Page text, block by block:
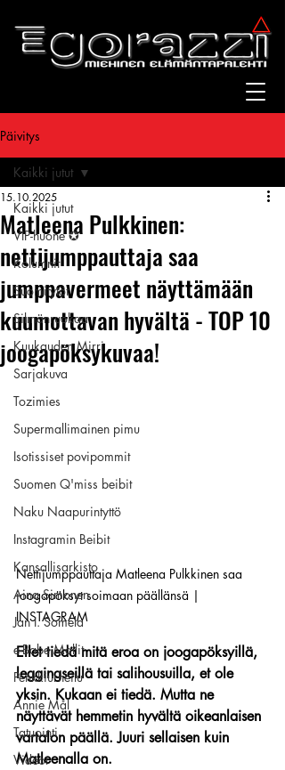
Päivitys
Kaikki jutut
VIP-huone ✪
Kolumnit
Suomitytöt
Silmänruokaa
Kuukauden Mirri
Sarjakuva
Tozimies
Supermallimainen pimu
Isotissiset povipommit
Suomen Q'miss beibit
Naku Naapurintyttö
Instagramin Beibit
Kansallisarkisto
Aina Simonen
Jan I. Somela
e-Babe Mallit
Penkkiurheilu
Annie Mål
Tatuointi
Videot
Kaikki jutut
Matleena Pulkkinen:
nettijumppauttaja saa
jumppavermeet näyttämään
kuumottavan hyvältä - TOP 10
joogapöksykuvaa!
15.10.2025
Nettijumppauttaja Matleena Pulkkinen saa
joogapöksyt soimaan päällänsä |
INSTAGRAM
Ellet tiedä mitä eroa on joogapöksyillä,
leggingseillä tai salihousuilla, et ole
yksin. Kukaan ei tiedä. Mutta ne
näyttävät hemmetin hyvältä oikeanlaisen
vartalon päällä. Juuri sellaisen kuin
Matleenalla on.